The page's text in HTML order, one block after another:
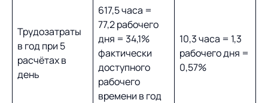
Трудозатраты
в год при 5
расчётах в
день
617,5 часа =
77,2 рабочего
дня = 34,1%
фактически
доступного
рабочего
времени в год
10,3 часа = 1,3
рабочего дня =
0,57%